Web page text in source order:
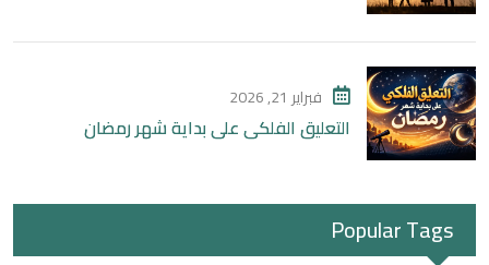
فبراير 21, 2026
التعليق الفلكي على بداية شهر رمضان
Popular Tags